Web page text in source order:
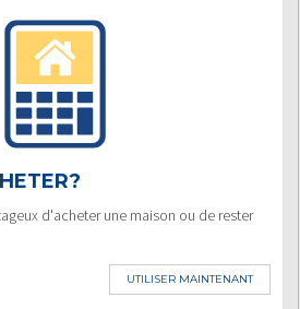
d'acheter une maison ou de rester
UTILISER MAINTENANT